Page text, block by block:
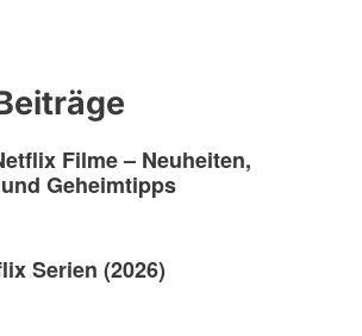
Filme – Neuheiten,
Geheimtipps
Serien (2026)